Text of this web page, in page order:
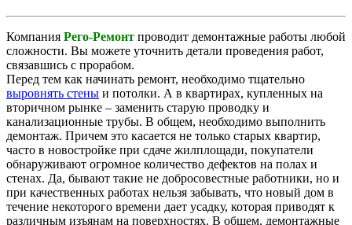
Компания Рего-Ремонт проводит демонтажные работы любой
сложности. Вы можете уточнить детали проведения работ,
связавшись с прорабом.
Перед тем как начинать ремонт, необходимо тщательно
выровнять стены и потолки. А в квартирах, купленных на
вторичном рынке – заменить старую проводку и
канализационные трубы. В общем, необходимо выполнить
демонтаж. Причем это касается не только старых квартир,
часто в новостройке при сдаче жилплощади, покупатели
обнаруживают огромное количество дефектов на полах и
стенах. Да, бывают такие не добросовестные работники, но и
при качественных работах нельзя забывать, что новый дом в
течение некоторого времени дает усадку, которая приводят к
различным изъянам на поверхностях. В общем, демонтажные